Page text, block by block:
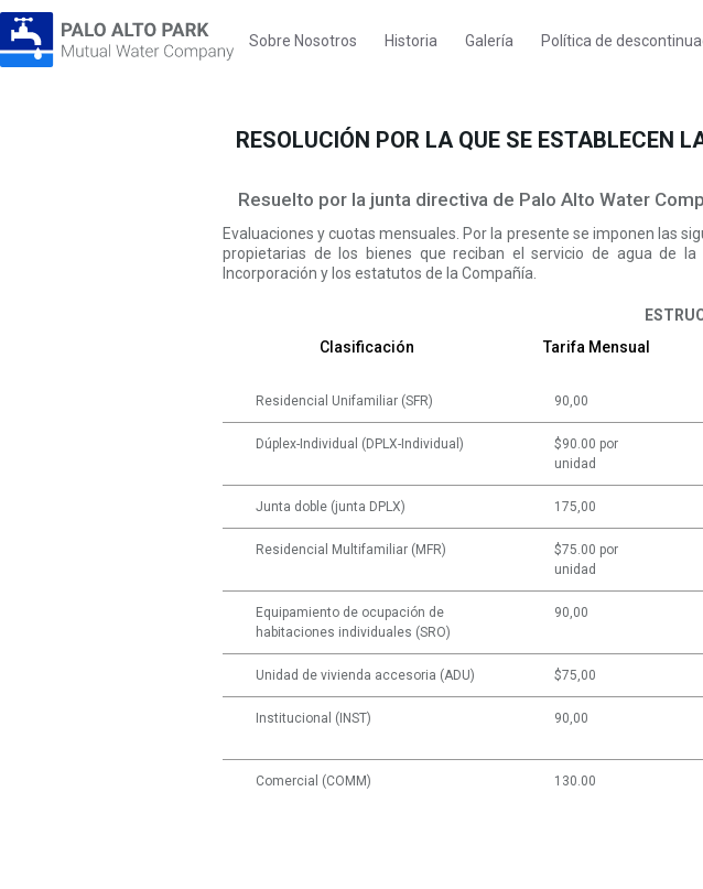
Sobre Nosotros Historia Galería Política de
RESOLUCIÓN POR LA QUE SE ESTABLECEN
Resuelto por la junta directiva de Palo Alto Water
Evaluaciones y cuotas mensuales. Por la presente se imponen las
propietarias de los bienes que reciban el servicio de agua de
Incorporación y los estatutos de la Compañía.
Clasificación
Tarifa Mensual
Residencial Unifamiliar (SFR) 90,00
Dúplex-Individual (DPLX-Individual)
$90.00 por
unidad
Junta doble (junta DPLX) 175,00
Residencial Multifamiliar (MFR)
$75.00 por
unidad
Equipamiento de ocupación de
habitaciones individuales (SRO)
90,00
Unidad de vivienda accesoria (ADU) $75,00
Institucional (INST) 90,00
Comercial (COMM) 130.00